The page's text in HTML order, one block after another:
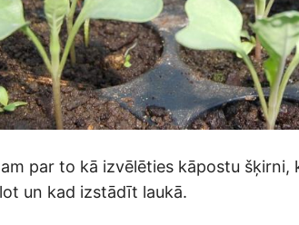
par to kā izvēlēties kāpostu šķirni,
un kad izstādīt laukā.